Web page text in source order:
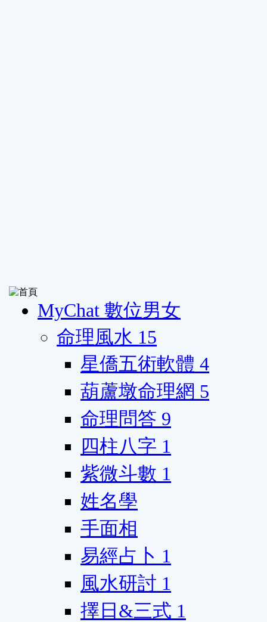
MyChat 數位男女
命理風水 15
星僑五術軟體 4
葫蘆墩命理網 5
命理問答 9
四柱八字 1
紫微斗數 1
姓名學
手面相
易經占卜 1
風水研討 1
擇日&三式 1